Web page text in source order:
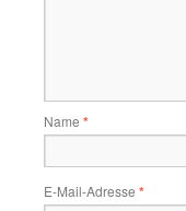
Name *
E-Mail-Adresse *